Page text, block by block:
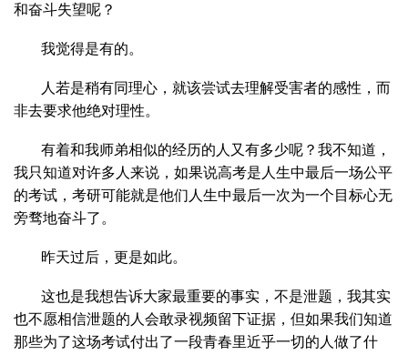
和奋斗失望呢？
我觉得是有的。
人若是稍有同理心，就该尝试去理解受害者的感性，而
非去要求他绝对理性。
有着和我师弟相似的经历的人又有多少呢？我不知道，
我只知道对许多人来说，如果说高考是人生中最后一场公平
的考试，考研可能就是他们人生中最后一次为一个目标心无
旁骛地奋斗了。
昨天过后，更是如此。
这也是我想告诉大家最重要的事实，不是泄题，我其实
也不愿相信泄题的人会敢录视频留下证据，但如果我们知道
那些为了这场考试付出了一段青春里近乎一切的人做了什